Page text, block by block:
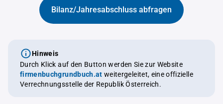
Bilanz/Jahresabschluss abfragen
Hinweis
Durch Klick auf den Button werden Sie zur Website
firmenbuchgrundbuch.at weitergeleitet, eine offizielle
Verrechnungsstelle der Republik Österreich.